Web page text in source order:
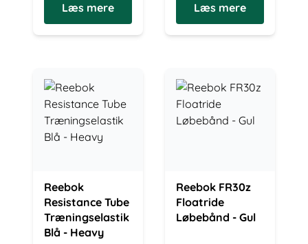
Læs mere Læs mere
Reebok
Resistance Tube
Træningselastik
Blå - Heavy
Reebok FR30z
Floatride
Løbebånd - Gul